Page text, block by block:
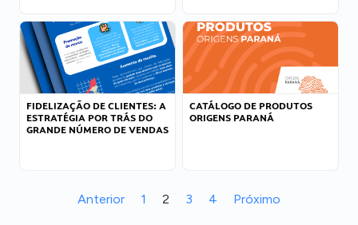
FIDELIZAÇÃO DE CLIENTES: A
ESTRATÉGIA POR TRÁS DO
GRANDE NÚMERO DE VENDAS
CATÁLOGO DE PRODUTOS
ORIGENS PARANÁ
Anterior 1 2 3 4 Próximo